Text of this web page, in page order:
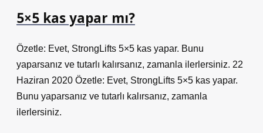
5×5 kas yapar mı?
Özetle: Evet, StrongLifts 5×5 kas yapar. Bunu
yaparsanız ve tutarlı kalırsanız, zamanla ilerlersiniz. 22
Haziran 2020 Özetle: Evet, StrongLifts 5×5 kas yapar.
Bunu yaparsanız ve tutarlı kalırsanız, zamanla
ilerlersiniz.